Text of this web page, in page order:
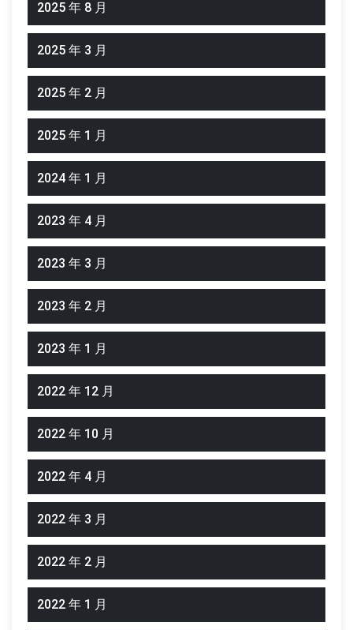
2025 年 8 月
2025 年 3 月
2025 年 2 月
2025 年 1 月
2024 年 1 月
2023 年 4 月
2023 年 3 月
2023 年 2 月
2023 年 1 月
2022 年 12 月
2022 年 10 月
2022 年 4 月
2022 年 3 月
2022 年 2 月
2022 年 1 月